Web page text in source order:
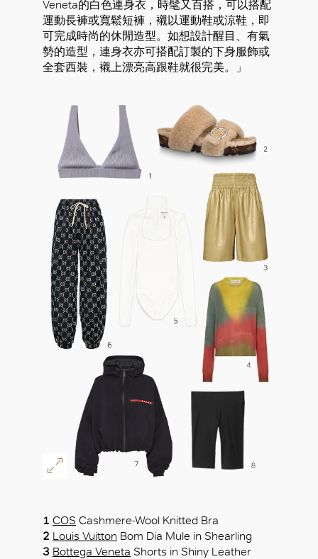
Veneta的白色連身衣，時髦又百搭，可以搭配
運動長褲或寬鬆短褲，襯以運動鞋或涼鞋，即
可完成時尚的休閒造型。如想設計醒目、有氣
勢的造型，連身衣亦可搭配訂製的下身服飾或
全套西裝，襯上漂亮高跟鞋就很完美。」
1 COS Cashmere-Wool Knitted Bra
2 Louis Vuitton Bom Dia Mule in Shearling
3 Bottega Veneta Shorts in Shiny Leather